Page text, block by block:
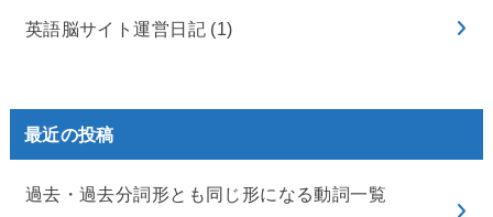
英語脳サイト運営日記 (1)
最近の投稿
過去・過去分詞形とも同じ形になる動詞一覧